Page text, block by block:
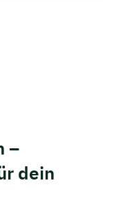
–
dein